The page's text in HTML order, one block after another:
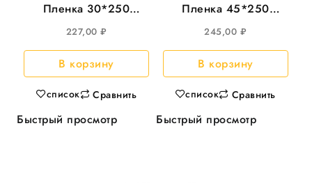
Пленка 30*250
Идеал WЕ белая.
6рул/кор(185;8)
227,00₽
В корзину
список Сравнить
Быстрый просмотр
Пленка 45*250
Идеал WT белая.
7рул/кор(174;6)
245,00 ₽
В корзину
список Сравнить
Быстрый просмотр